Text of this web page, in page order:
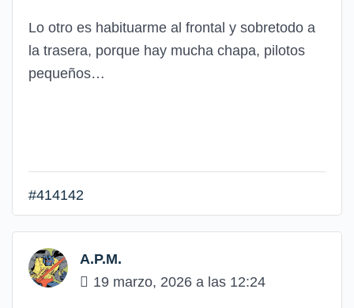
Lo otro es habituarme al frontal y sobretodo a
la trasera, porque hay mucha chapa, pilotos
pequeños…
#414142
A.P.M.
19 marzo, 2026 a las 12:24